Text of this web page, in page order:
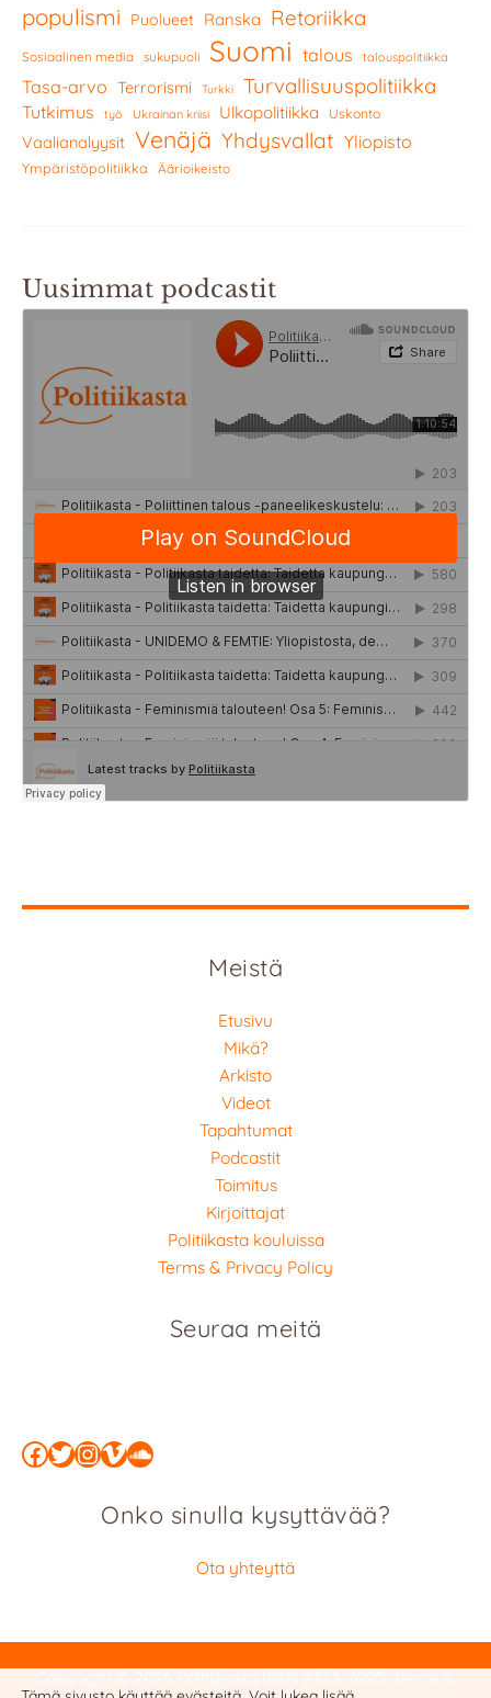
populismi Puolueet Ranska Retoriikka
Sosiaalinen media sukupuoli Suomi talous talouspolitiikka
Tasa-arvo Terrorismi Turkki Turvallisuuspolitiikka
Tutkimus työ Ukrainan kriisi Ulkopolitiikka Uskonto
Vaalianalyysit Venäjä Yhdysvallat Yliopisto
Ympäristöpolitiikka Äärioikeisto
Uusimmat podcastit
Meistä
Etusivu
Mikä?
Arkisto
Videot
Tapahtumat
Podcastit
Toimitus
Kirjoittajat
Politiikasta kouluissa
Terms & Privacy Policy
Seuraa meitä
Facebook
Twitter
Instagram
Vimeo
SoundCloud
Onko sinulla kysyttävää?
Ota yhteyttä